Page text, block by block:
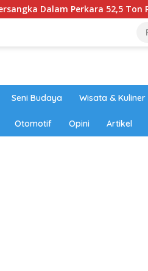
Perkara 52,5 Ton Pasir
Seni Budaya Wisata & Kuliner
Otomotif Opini Artikel